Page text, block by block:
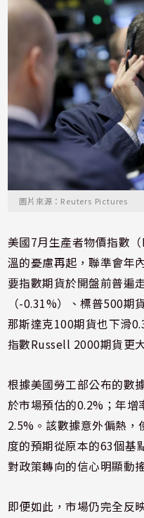
圖片來源：Reuters Pictures
美國7月生產者物價指數
溫的憂慮再起，聯準會年
要指數期貨於開盤前普遍
（-0.31%）、標普500期
那斯達克100期貨也下滑
指數Russell 2000期貨更
根據美國勞工部公布的數
於市場預估的0.2%；年增
2.5%。該數據意外偏熱
度的預期從原本的63個基
對政策轉向的信心明顯動
即便如此，市場仍完全反